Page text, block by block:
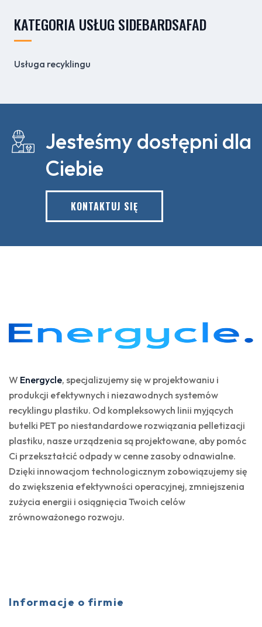
KATEGORIA USŁUG SIDEBARDSAFAD
Usługa recyklingu
Jesteśmy dostępni dla
Ciebie
KONTAKTUJ SIĘ
W Energycle, specjalizujemy się w projektowaniu i
produkcji efektywnych i niezawodnych systemów
recyklingu plastiku. Od kompleksowych linii myjących
butelki PET po niestandardowe rozwiązania pelletizacji
plastiku, nasze urządzenia są projektowane, aby pomóc
Ci przekształcić odpady w cenne zasoby odnawialne.
Dzięki innowacjom technologicznym zobowiązujemy się
do zwiększenia efektywności operacyjnej, zmniejszenia
zużycia energii i osiągnięcia Twoich celów
zrównoważonego rozwoju.
Informacje o firmie